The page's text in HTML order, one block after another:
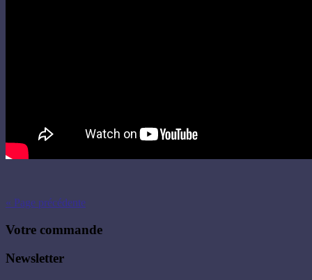
« Page précédente
Votre commande
Newsletter